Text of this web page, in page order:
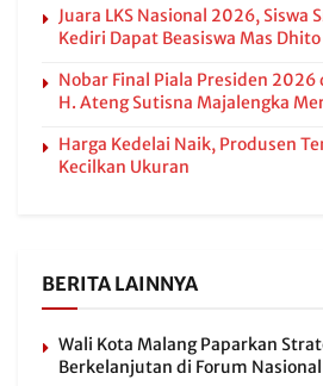
Juara LKS Nasional 2026, Siswa
Kediri Dapat Beasiswa Mas Dhito
Nobar Final Piala Presiden 2026
H. Ateng Sutisna Majalengka
Harga Kedelai Naik, Produsen
Kecilkan Ukuran
BERITA LAINNYA
Wali Kota Malang Paparkan
Berkelanjutan di Forum Nasional